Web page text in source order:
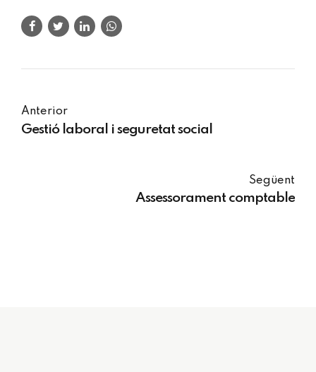
Anterior
Gestió laboral i seguretat social
Següent
Assessorament comptable